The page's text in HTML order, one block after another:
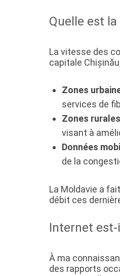
Quelle est
La vitesse des
capitale
Zones
services de
Zones
visant à
Données
de la
La Moldavie a
débit ces
Internet est-
À ma
des rapports